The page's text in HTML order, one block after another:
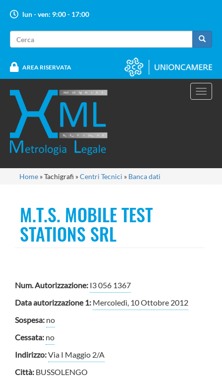
principale
lun - ven: 9:00 - 17:00
Form
di
ricerca
AREA RISERVATA
Tu
qui
Home »Tachigrafi »Centri Tecnici » Banca dati
M.T.S. MOBILE TEST
STATIONS SRL
Num. Autorizzazione: I3 056 1367
Data autorizzazione 1: Mercoledì, 10 Ottobre 2012
Sospesa: no
Cessata: no
Indirizzo:Via I Maggio 2/A
Città: BUSSOLENGO